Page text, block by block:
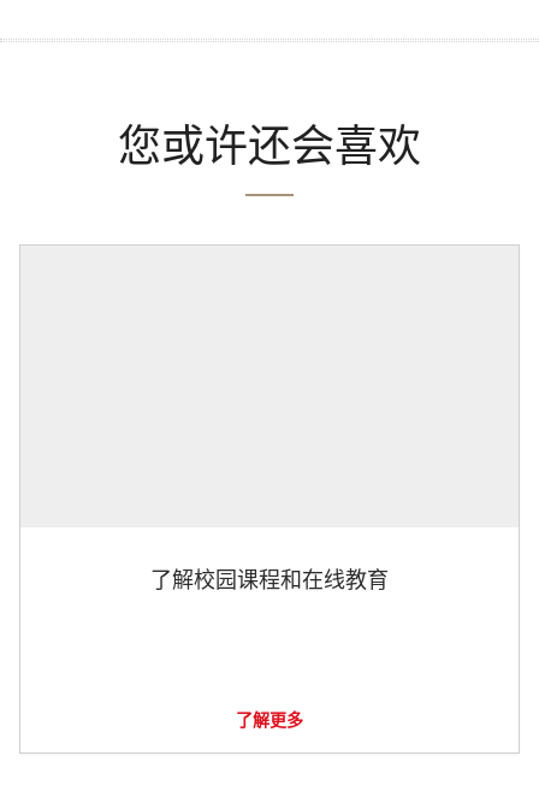
您或许还会喜欢
了解校园课程和在线教育
了解更多